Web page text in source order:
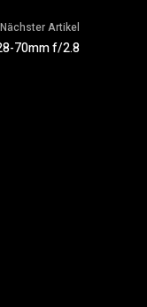
Nächster Artikel
70mm f/2.8